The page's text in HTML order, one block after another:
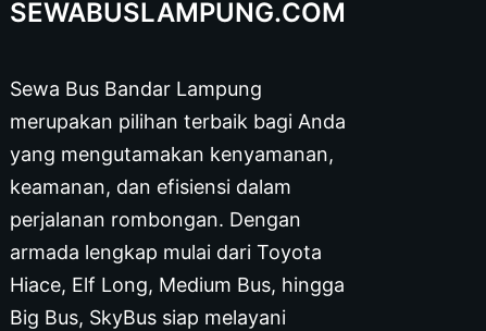
SEWABUSLAMPUNG.COM
Sewa Bus Bandar Lampung
merupakan pilihan terbaik bagi Anda
yang mengutamakan kenyamanan,
keamanan, dan efisiensi dalam
perjalanan rombongan. Dengan
armada lengkap mulai dari Toyota
Hiace, Elf Long, Medium Bus, hingga
Big Bus, SkyBus siap melayani